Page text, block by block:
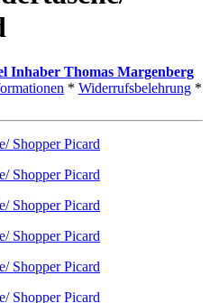
Inhaber Thomas Margenberg
* Widerrufsbelehrung *